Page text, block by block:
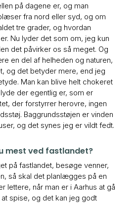
på dagene er, og man
fra nord eller syd, og om
tre grader, og hvordan
Nu lyder det som om, jeg kun
det påvirker os så meget. Og
en del af helheden og naturen,
og det betyder mere, end jeg
Man kan blive helt chokeret
der egentlig er, som er
der forstyrrer herovre, ingen
Baggrundsstøjen er vinden
og det synes jeg er vildt fedt.
mest ved fastlandet?
på fastlandet, besøge venner,
så skal det planlægges på en
lettere, når man er i Aarhus at gå
spise, og det kan jeg godt